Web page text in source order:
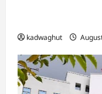
kadwaghut